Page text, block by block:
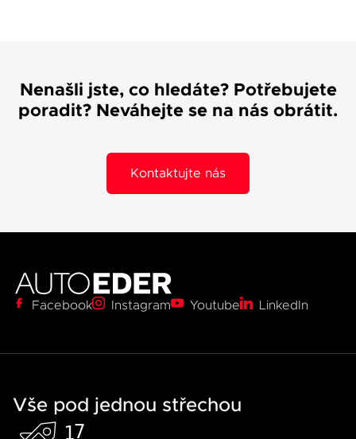
Nenašli jste, co hledáte? Potřebujete
poradit? Neváhejte se na nás obrátit.
Kontaktujte nás
Facebook Instagram Youtube LinkedIn
Vše pod jednou střechou
0
1
0
1
3
6
7
0
2
3
0
1
0
2
3
1
2
2
3
2
0
1